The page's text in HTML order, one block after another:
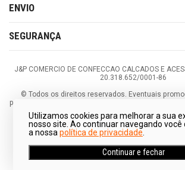
ENVIO
SEGURANÇA
J&P COMERCIO DE CONFECCAO CALCADOS E
20.318.652/0001-86
© Todos os direitos reservados. Eventuais
prazos de pagamento expostos aqui são válidos
internet. As fotos, textos e layout aqui veiculados
Loja. É proibida a utilização total ou parcial sem
Utilizamos cookies para melhorar a sua
nosso site. Ao continuar navegando você
a nossa política de privacidade
Continuar e fechar